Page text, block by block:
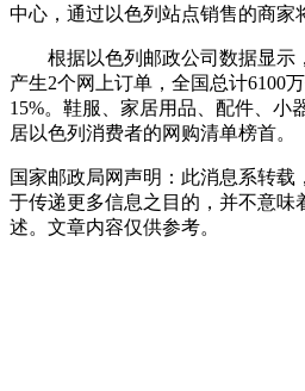
中心，通过以色列站点销售的商家
根据以色列邮政公司数据显示
产生2个网上订单，全国总计6100
15%。鞋服、家居用品、配件、小
居以色列消费者的网购清单榜首。
国家邮政局网声明：此消息系转载
于传递更多信息之目的，并不意味
述。文章内容仅供参考。